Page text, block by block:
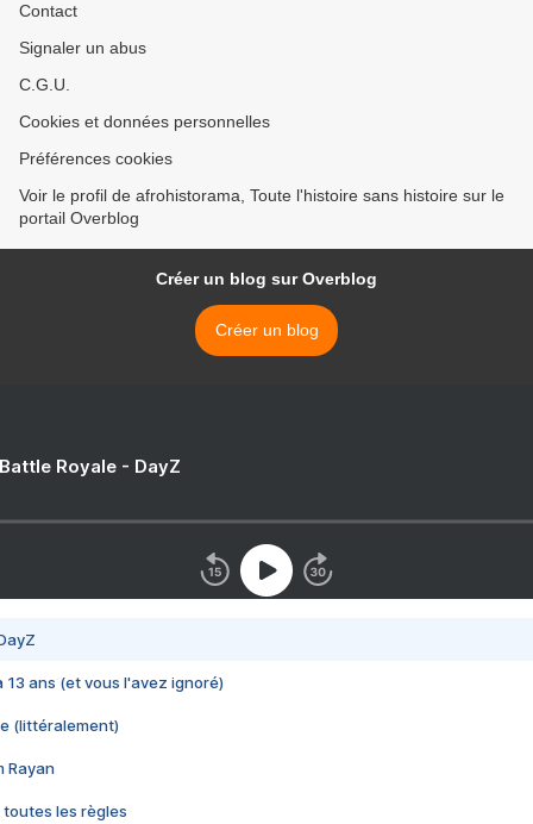
Contact
Signaler un abus
C.G.U.
Cookies et données personnelles
Préférences cookies
Voir le profil de afrohistorama, Toute l'histoire sans histoire sur le
portail Overblog
Créer un blog sur Overblog
Créer un blog
Royale - DayZ
13 ans (et vous l'avez ignoré)
(littéralement)
Rayan
toutes les règles